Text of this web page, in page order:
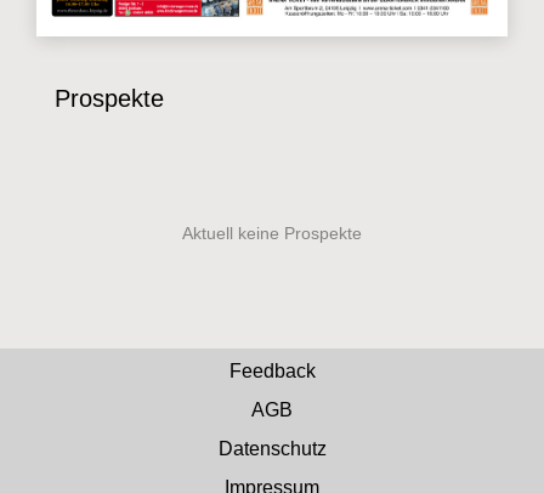
Prospekte
Feedback
AGB
Datenschutz
Impressum